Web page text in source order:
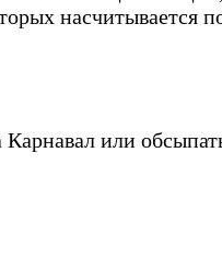
насчитывается
или